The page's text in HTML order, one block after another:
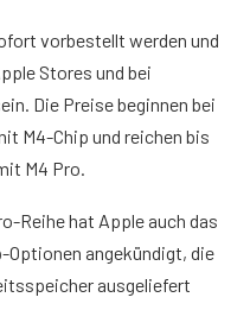
vorbestellt werden und
Stores und bei
Die Preise beginnen bei
M4-Chip und reichen bis
M4 Pro.
Reihe hat Apple auch das
Optionen angekündigt, die
ausgeliefert